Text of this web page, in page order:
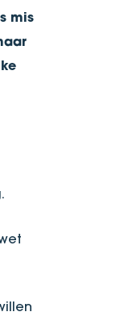
mis